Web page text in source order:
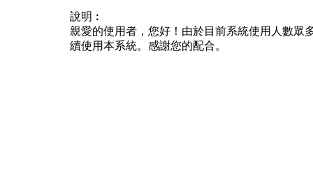
說明︰
親愛的使用者，您好！由於目前系統使用人數眾
續使用本系統。感謝您的配合。